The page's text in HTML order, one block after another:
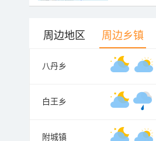
周边地区 周边乡镇
八丹乡
白王乡
附城镇